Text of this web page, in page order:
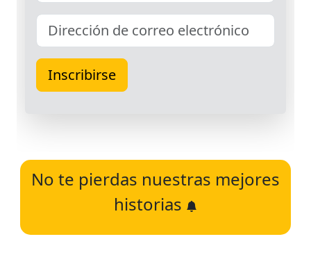
No te pierdas nuestras mejores
historias